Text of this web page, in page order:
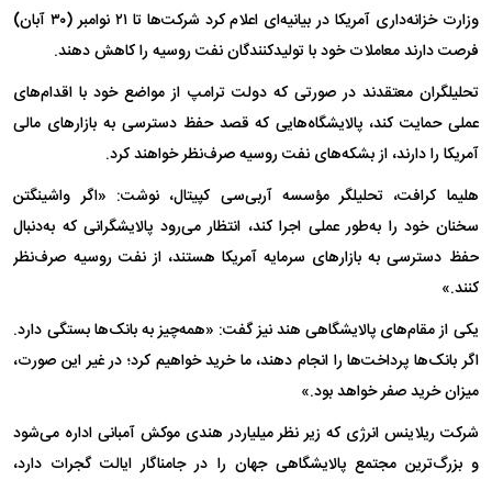
وزارت خزانه‌داری آمریکا در بیانیه‌ای اعلام کرد شرکت‌ها تا ۲۱ نوامبر (۳۰ آبان)
فرصت دارند معاملات خود با تولیدکنندگان نفت روسیه را کاهش دهند.
تحلیلگران معتقدند در صورتی که دولت ترامپ از مواضع خود با اقدام‌های
عملی حمایت کند، پالایشگاه‌هایی که قصد حفظ دسترسی به بازار‌های مالی
آمریکا را دارند، از بشکه‌های نفت روسیه صرف‌نظر خواهند کرد.
هلیما کرافت، تحلیلگر مؤسسه آربی‌سی کپیتال، نوشت: «اگر واشینگتن
سخنان خود را به‌طور عملی اجرا کند، انتظار می‌رود پالایشگرانی که به‌دنبال
حفظ دسترسی به بازار‌های سرمایه آمریکا هستند، از نفت روسیه صرف‌نظر
کنند.»
یکی از مقام‌های پالایشگاهی هند نیز گفت: «همه‌چیز به بانک‌ها بستگی دارد.
اگر بانک‌ها پرداخت‌ها را انجام دهند، ما خرید خواهیم کرد؛ در غیر این صورت،
میزان خرید صفر خواهد بود.»
شرکت ریلاینس انرژی که زیر نظر میلیاردر هندی موکش آمبانی اداره می‌شود
و بزرگ‌ترین مجتمع پالایشگاهی جهان را در جامناگار ایالت گجرات دارد،